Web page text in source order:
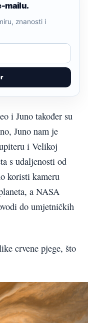
mailu.
znanosti i
i Juno također su
Juno nam je
i Velikoj
s udaljenosti od
koristi kameru
a NASA
do umjetničkih
crvene pjege, što